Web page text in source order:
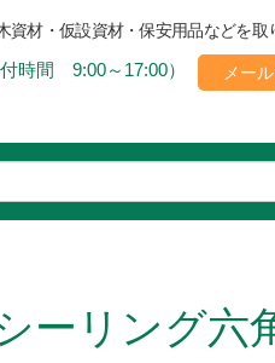
材・仮設資材・保安用品などを取
付時間 9:00～17:00） メー
ーリング六